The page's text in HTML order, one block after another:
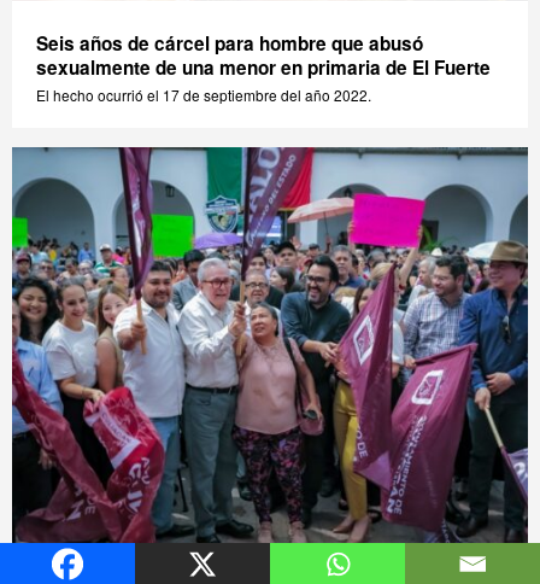
Seis años de cárcel para hombre que abusó
sexualmente de una menor en primaria de El Fuerte
El hecho ocurrió el 17 de septiembre del año 2022.